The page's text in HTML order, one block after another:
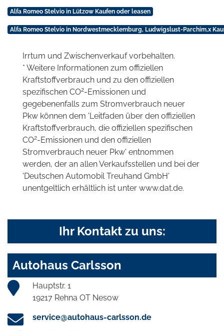
Alfa Romeo Stelvio in Lützow Kaufen oder leasen
Alfa Romeo Stelvio in Nordwestmecklemburg, Ludwigslust-Parchim,x
Irrtum und Zwischenverkauf vorbehalten.
* Weitere Informationen zum offiziellen
Kraftstoffverbrauch und zu den offiziellen
spezifischen CO2-Emissionen und
gegebenenfalls zum Stromverbrauch neuer
Pkw können dem 'Leitfaden über den offiziellen
Kraftstoffverbrauch, die offiziellen spezifischen
CO2-Emissionen und den offiziellen
Stromverbrauch neuer Pkw' entnommen
werden, der an allen Verkaufsstellen und bei der
'Deutschen Automobil Treuhand GmbH'
unentgeltlich erhältlich ist unter www.dat.de.
Ihr Kontakt zu uns:
Autohaus Carlsson
Hauptstr. 1
19217 Rehna OT Nesow
service@autohaus-carlsson.de